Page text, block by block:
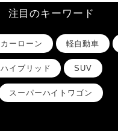
注目のキーワード
カーローン 軽自動車
ハイブリッド SUV
スーパーハイトワゴン